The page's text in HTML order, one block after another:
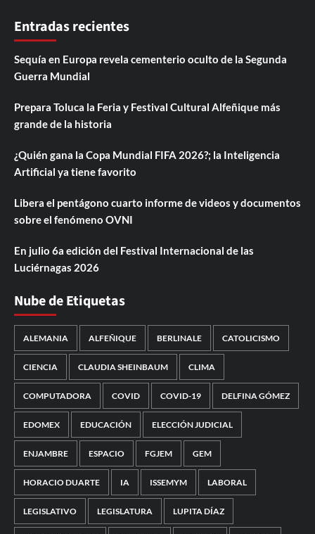
Entradas recientes
Sequía en Europa revela cementerio oculto de la Segunda
Guerra Mundial
Prepara Toluca la Feria y Festival Cultural Alfeñique más
grande de la historia
¿Quién gana la Copa Mundial FIFA 2026?; la Inteligencia
Artificial ya tiene favorito
Libera el pentágono cuarto informe de videos y documentos
sobre el fenómeno OVNI
En julio 6a edición del Festival Internacional de las
Luciérnagas 2026
Nube de Etiquetas
ALEMANIA ALFEÑIQUE BERLINALE CATOLICISMO
CIENCIA CLAUDIA SHEINBAUM CLIMA
COMPUTADORA COVID COVID-19 DELFINA GÓMEZ
EDOMEX EDUCACIÓN ELECCIÓN JUDICIAL
ENJAMBRE ESPACIO FGJEM GEM
HORACIO DUARTE IA ISSEMYM LABORAL
LEGISLATIVO LEGISLATURA LUPITA DÍAZ